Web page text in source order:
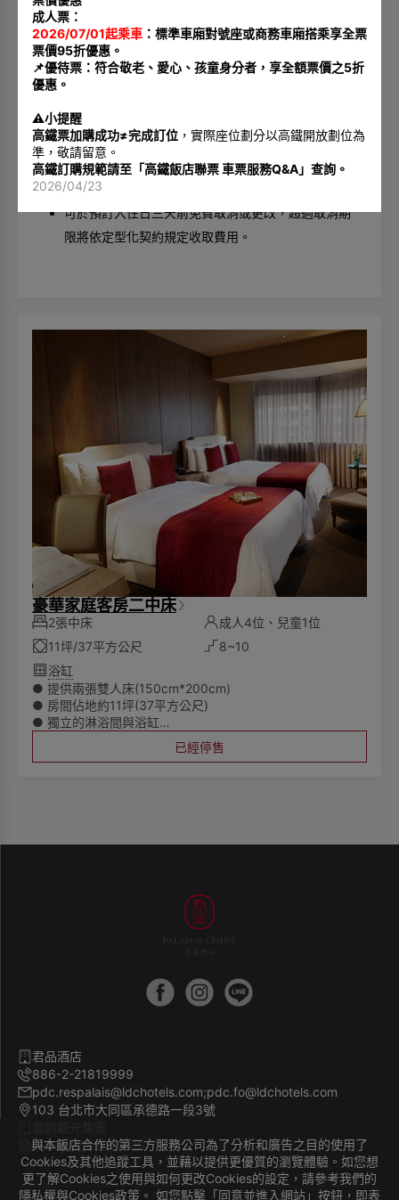
君品酒店保留隨時修改，變更及取消專案之權利
【擔保政策】
金；如遇三日以上之連續假日期間與聖誕跨年區間，
定金將提高至50%。
【取消政策】
可於預訂入住日三天前免費取消或更改，超過取消期
限將依定型化契約規定收取費用。
豪華家庭客房二中床
2張中床
成人4位、兒童1位
11坪/37平方公尺
8~10
浴缸
● 提供兩張雙人床(150cm*200cm)
● 房間佔地約11坪(37平方公尺)
● 獨立的淋浴間與浴缸
● 所有房費將根據實際入住人數計算
已經停售
成人票：
2026/07/01起乘車 ：標準車廂對號座或商務車廂搭乘享全票
票價95折優惠。
📌優待票：符合敬老、愛心、孩童身分者，享全額票價之5折
優惠。
⚠️小提醒
高鐵票加購成功≠完成訂位 ，實際座位劃分以高鐵開放劃位為
準，敬請留意。
高鐵訂購規範請至「高鐵飯店聯票 車票服務Q&A」查詢。
2026/04/23
與本飯店合作的第三方服務公司為了分析和廣告之目的使用了
Cookies及其他追蹤工具，並藉以提供更優質的瀏覽體驗。如您想
更了解Cookies之使用與如何更改Cookies的設定，請參考我們的
隱私權與Cookies政策。 如您點擊「同意並進入網站」按鈕，即表
君品酒店
886-2-21819999
pdc.respalais@ldchotels.com;pdc.fo@ldchotels.com
103 台北市大同區承德路一段3號
統一編號 62021700